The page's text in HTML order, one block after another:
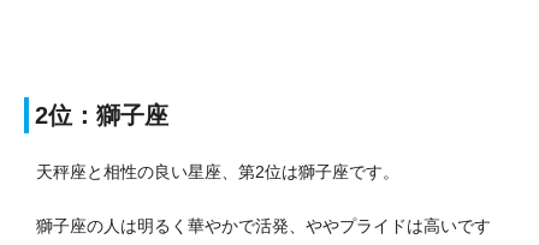
2位：獅子座
天秤座と相性の良い星座、第2位は獅子座です。
獅子座の人は明るく華やかで活発、ややプライドは高いです